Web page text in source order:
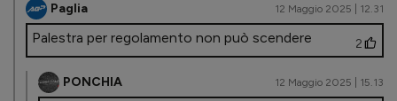
Paglia 12 Maggio 2025 | 12.31
Palestra per regolamento non può scendere 2
PONCHIA 12 Maggio 2025 | 15.13